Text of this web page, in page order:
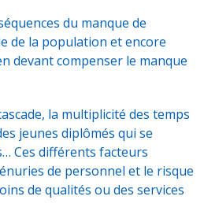
du manque de
de la population et encore
devant compenser le manque
la multiplicité des temps
jeunes diplômés qui se
Ces différents facteurs
de personnel et le risque
de qualités ou des services